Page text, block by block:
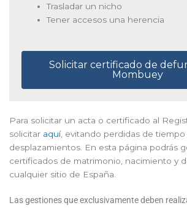
Trasladar un nicho
Tener accesos una herencia
Solicitar certificado de
Mombuey
Para solicitar un acta o certificado al
solicitar aquí, evitando perdidas de tiempo
desplazamientos. En esta página podrás
certificados de matrimonio, nacimiento y
cualquier sitio de España.
Las gestiones que exclusivamente deben